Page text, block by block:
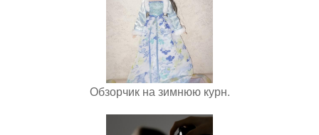
Обзорчик на зимнюю курн.